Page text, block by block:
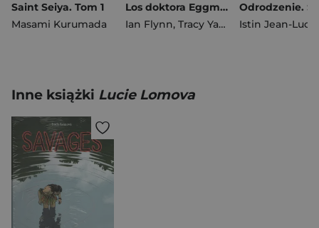
Saint Seiya. Tom 1
Masami Kurumada
Los doktora Eggmana 1. Sonic the Hedgehog. Tom 3 wyd. 2
Ian Flynn, Tracy Yardley ,Adam Bryce
Istin Jean-Luc
Inne książki Lucie Lomova